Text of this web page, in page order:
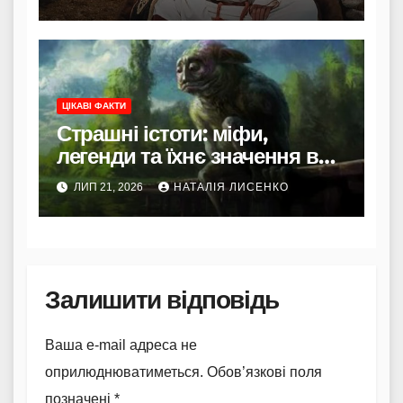
ЦІКАВІ ФАКТИ
Страшні істоти: міфи,
легенди та їхнє значення в
культурі
ЛИП 21, 2026 НАТАЛІЯ ЛИСЕНКО
Залишити відповідь
Ваша e-mail адреса не
оприлюднюватиметься. Обов’язкові поля
позначені *